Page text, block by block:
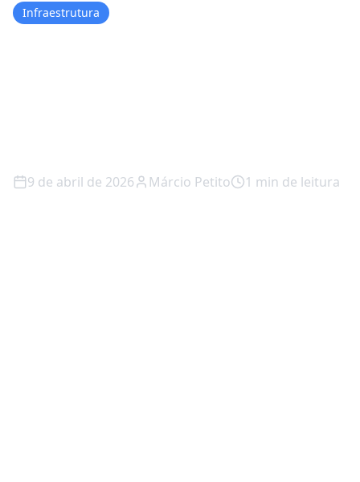
Infraestrutura
9 de abril de 2026 Márcio Petito 1 min de leitura